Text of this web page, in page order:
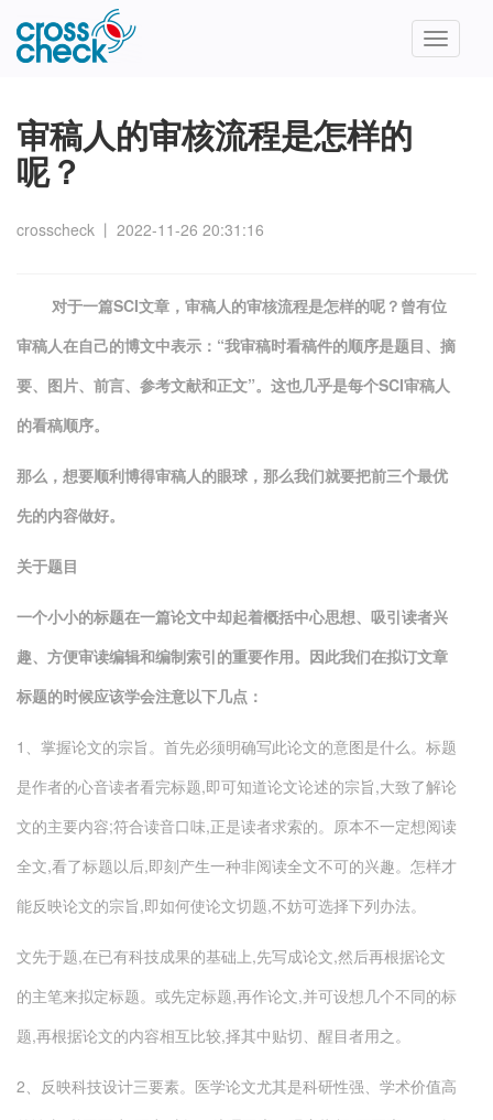
Toggle
审稿人的审核流程是怎样的
呢？
crosscheck 丨 2022-11-26 20:31:16
对于一篇SCI文章，审稿人的审核流程是怎样的呢？曾有位
审稿人在自己的博文中表示：“我审稿时看稿件的顺序是题目、摘
要、图片、前言、参考文献和正文”。这也几乎是每个SCI审稿人
的看稿顺序。
那么，想要顺利博得审稿人的眼球，那么我们就要把前三个最优
先的内容做好。
关于题目
一个小小的标题在一篇论文中却起着概括中心思想、吸引读者兴
趣、方便审读编辑和编制索引的重要作用。因此我们在拟订文章
标题的时候应该学会注意以下几点：
1、掌握论文的宗旨。首先必须明确写此论文的意图是什么。标题
是作者的心音读者看完标题,即可知道论文论述的宗旨,大致了解论
文的主要内容;符合读音口味,正是读者求索的。原本不一定想阅读
全文,看了标题以后,即刻产生一种非阅读全文不可的兴趣。怎样才
能反映论文的宗旨,即如何使论文切题,不妨可选择下列办法。
文先于题,在已有科技成果的基础上,先写成论文,然后再根据论文
的主笔来拟定标题。或先定标题,再作论文,并可设想几个不同的标
题,再根据论文的内容相互比较,择其中贴切、醒目者用之。
2、反映科技设计三要素。医学论文尤其是科研性强、学术价值高